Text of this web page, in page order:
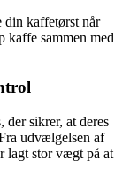
din kaffetørst når
kaffe sammen med
der sikrer, at deres
udvælgelsen af
lagt stor vægt på at